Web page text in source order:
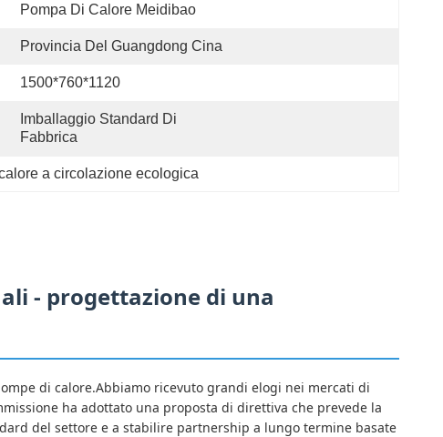
Pompa Di Calore Meidibao
Provincia Del Guangdong Cina
1500*760*1120
Imballaggio Standard Di
Fabbrica
a circolazione ecologica
- progettazione di una
di calore.Abbiamo ricevuto grandi elogi nei mercati di
ha adottato una proposta di direttiva che prevede la
del settore e a stabilire partnership a lungo termine basate